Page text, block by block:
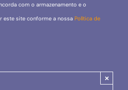
com o armazenamento e o
este site conforme a nossa Política de
×